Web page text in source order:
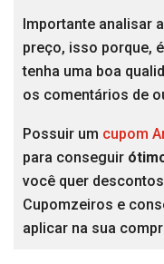
Importante analisar
preço, isso porque,
tenha uma boa
os comentários de
Possuir um cupom
para conseguir
você quer
Cupomzeiros e
aplicar na sua